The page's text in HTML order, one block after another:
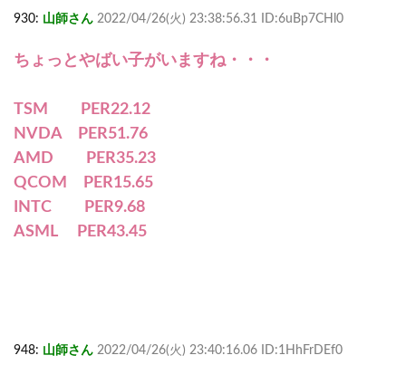
930: 山師さん 2022/04/26(火) 23:38:56.31 ID:6uBp7CHl0
ちょっとやばい子がいますね・・・
TSM PER22.12
NVDA PER51.76
AMD PER35.23
QCOM PER15.65
INTC PER9.68
ASML PER43.45
948: 山師さん 2022/04/26(火) 23:40:16.06 ID:1HhFrDEf0